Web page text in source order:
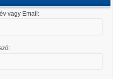
vagy Email: